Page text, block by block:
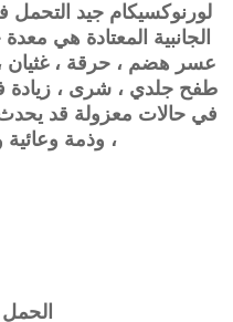
لورنوكسيكام جيد التحمل
الجانبية المعتادة هي
عسر هضم ، حرقة ، غثيان
طفح جلدي ، شرى ، زيادة
في حالات معزولة قد
، وذمة